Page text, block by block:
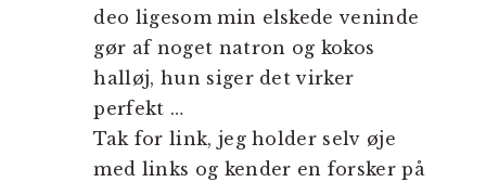
deo ligesom min elskede veninde
gør af noget natron og kokos
halløj, hun siger det virker
perfekt …
Tak for link, jeg holder selv øje
med links og kender en forsker på